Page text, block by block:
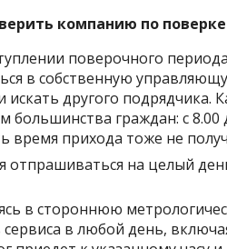
компанию по
поверочного
в собственную
искать другого подрядчика.
большинства граждан: с 8.00
время прихода тоже не
отпрашиваться на целый
в стороннюю
в любой день,